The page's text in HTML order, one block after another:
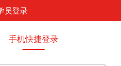
员登录
手机快捷登录